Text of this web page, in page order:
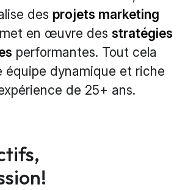
des projets marketing
en œuvre des stratégies
performantes. Tout cela
équipe dynamique et riche
de 25+ ans.